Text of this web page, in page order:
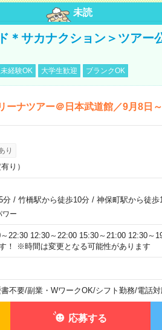
未読
＊サカナクション＞ツアー
経験OK 大学生歓迎 ブランクOK
ーナツアー＠日本武道館／9月8日
り
り）
分/ 竹橋駅から徒歩10分/ 神保町駅から徒歩
ワー
22:30 12:30～22:00 15:30～21:00 12:30～
！ ※時間は変更となる可能性があります
不要/副業・WワークOK/シフト勤務/電話対
応募する